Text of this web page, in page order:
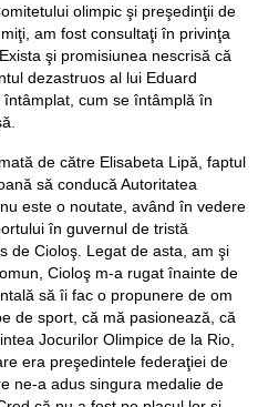
olimpic şi preşedinţii de
am fost consultaţi în privinţa
şi promisiunea nescrisă că
dezastruos al lui Eduard
cum se întâmplă în
de către Elisabeta Lipă, faptul
să conducă Autoritatea
este o noutate, având în vedere
în guvernul de tristă
de Cioloş. Legat de asta, am şi
Cioloş m-a rugat înainte de
să îi fac o propunere de om
de sport, că mă pasionează, că
Jocurilor Olimpice de la Rio,
era preşedintele federaţiei de
ne-a adus singura medalie de